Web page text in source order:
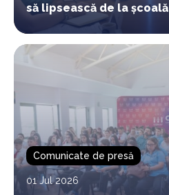
să lipsească de la școală
Comunicate de presă
01 Jul 2026